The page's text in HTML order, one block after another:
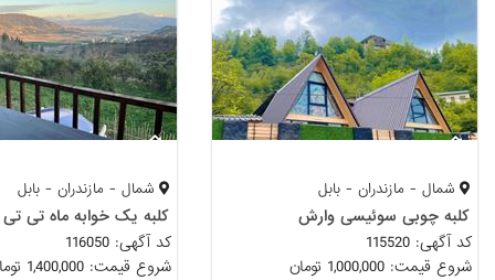
شمال - مازندران - بابل
کلبه چوبی سوئیسی وارش
کد آگهی: 115520
شروع قیمت: 1,000,000 تومان
شمال - مازندران - بابل
کلبه یک خوابه ماه تی تی
کد آگهی: 116050
شروع قیمت: 1,400,000 تومان